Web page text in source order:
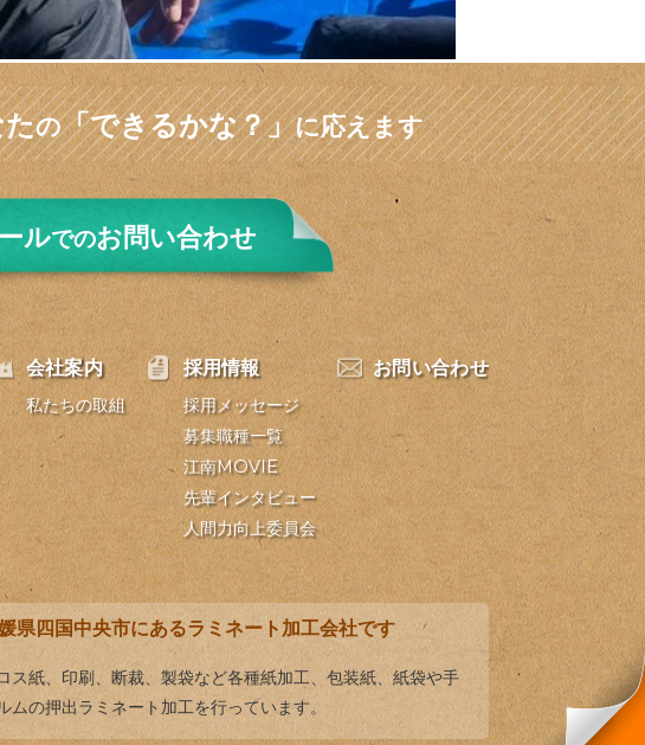
の「できるかな？」に応えます
ルでのお問い合わせ
会社案内
私たちの取組
採用情報
採用メッセージ
募集職種一覧
江南MOVIE
先輩インタビュー
人間力向上委員会
お問い合わせ
県四国中央市にあるラミネート加工会社です
紙、印刷、断裁、製袋など各種紙加工、包装紙、紙袋や手
の押出ラミネート加工を行っています。